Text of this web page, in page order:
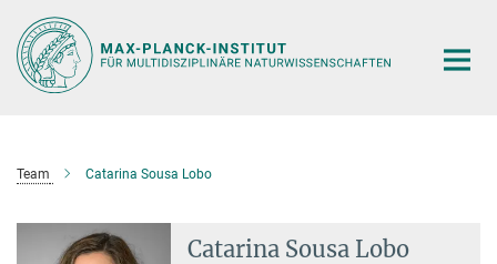
Hauptinhalt
Team Catarina Sousa Lobo
Catarina Sousa Lobo